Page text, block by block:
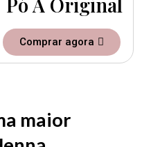
Comprar agora
maior